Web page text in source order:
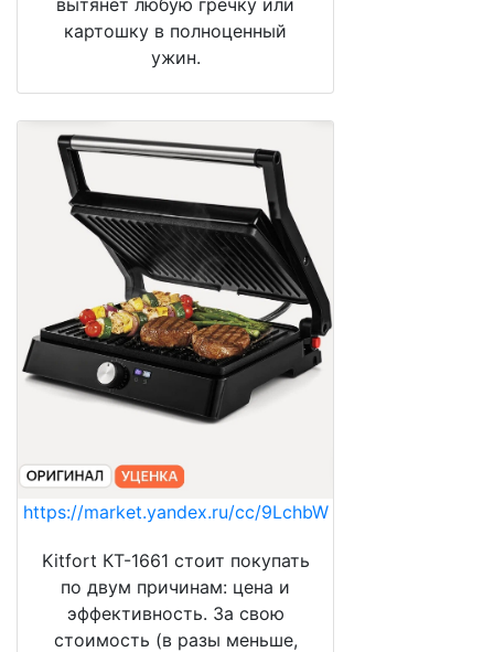
вытянет любую гречку или
картошку в полноценный
ужин.
https://market.yandex.ru/cc/9LchbW
Kitfort КТ-1661 стоит покупать
по двум причинам: цена и
эффективность. За свою
стоимость (в разы меньше,